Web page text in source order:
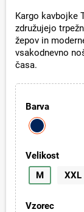
Kargo kavbojke
združujejo
žepov in
vsakodnevno
časa.
Barva
Velikost
M
XXL
Vzorec